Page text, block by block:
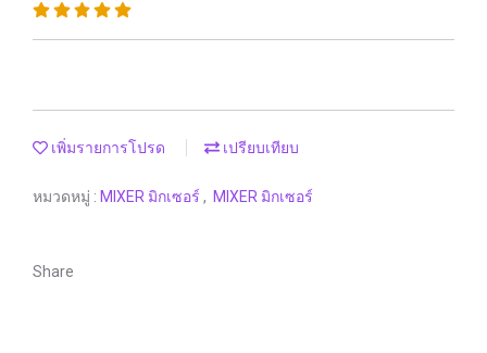
เพิ่มรายการโปรด เปรียบเทียบ
หมวดหมู่ : MIXER มิกเซอร์ , MIXER มิกเซอร์
Share